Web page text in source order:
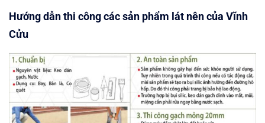
Hướng dẫn thi công các sản phẩm lát nên của Vĩnh
Cửu